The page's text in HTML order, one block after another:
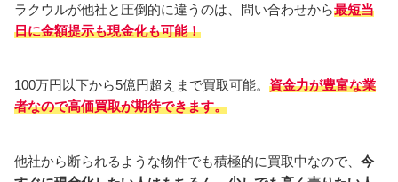
ラクウルが他社と圧倒的に違うのは、問い合わせから最短当
日に金額提示も現金化も可能！
100万円以下から5億円超えまで買取可能。 資金力が豊富な業
者なので高価買取が期待できます。
他社から断られるような物件でも積極的に買取中なので、 今